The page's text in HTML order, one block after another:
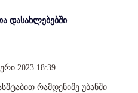
დასახლებებში
2023 18:39
რამდენიმე უბანში